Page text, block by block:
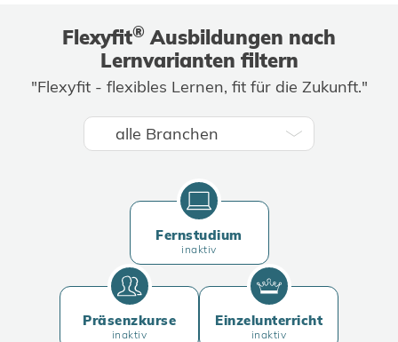
Flexyfit® Ausbildungen nach
Lernvarianten filtern
"Flexyfit - flexibles Lernen, fit für die Zukunft."
Fernstudium
inaktiv
Präsenzkurse
inaktiv
Einzelunterricht
inaktiv